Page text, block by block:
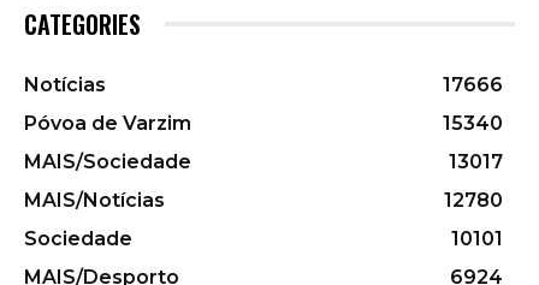
CATEGORIES
Notícias
17666
Póvoa de Varzim
15340
MAIS/Sociedade
13017
MAIS/Notícias
12780
Sociedade
10101
MAIS/Desporto
6924